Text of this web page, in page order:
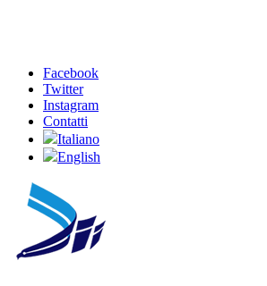
Facebook
Twitter
Instagram
Contatti
Italiano
English